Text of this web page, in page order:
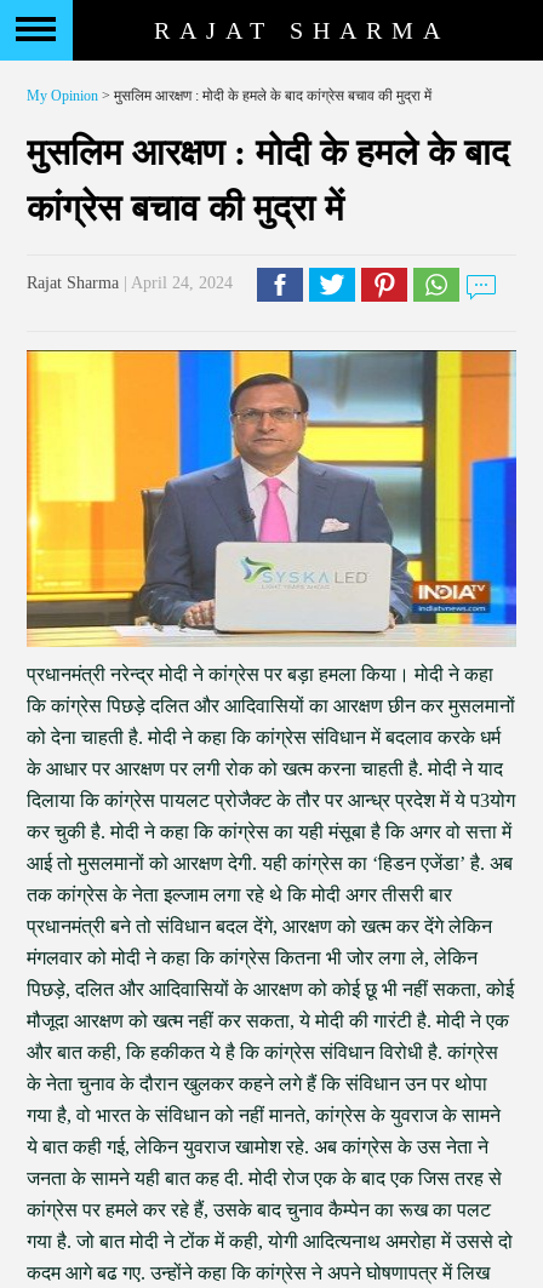
RAJAT SHARMA
My Opinion > मुसलिम आरक्षण : मोदी के हमले के बाद कांग्रेस बचाव की मुद्रा में
मुसलिम आरक्षण : मोदी के हमले के बाद
कांग्रेस बचाव की मुद्रा में
Rajat Sharma | April 24, 2024
प्रधानमंत्री नरेन्द्र मोदी ने कांग्रेस पर बड़ा हमला किया। मोदी ने कहा
कि कांग्रेस पिछड़े दलित और आदिवासियों का आरक्षण छीन कर मुसलमानों
को देना चाहती है. मोदी ने कहा कि कांग्रेस संविधान में बदलाव करके धर्म
के आधार पर आरक्षण पर लगी रोक को खत्म करना चाहती है. मोदी ने याद
दिलाया कि कांग्रेस पायलट प्रोजैक्ट के तौर पर आन्ध्र प्रदेश में ये प3योग
कर चुकी है. मोदी ने कहा कि कांग्रेस का यही मंसूबा है कि अगर वो सत्ता में
आई तो मुसलमानों को आरक्षण देगी. यही कांग्रेस का ‘हिडन एजेंडा’ है. अब
तक कांग्रेस के नेता इल्जाम लगा रहे थे कि मोदी अगर तीसरी बार
प्रधानमंत्री बने तो संविधान बदल देंगे, आरक्षण को खत्म कर देंगे लेकिन
मंगलवार को मोदी ने कहा कि कांग्रेस कितना भी जोर लगा ले, लेकिन
पिछड़े, दलित और आदिवासियों के आरक्षण को कोई छू भी नहीं सकता, कोई
मौजूदा आरक्षण को खत्म नहीं कर सकता, ये मोदी की गारंटी है. मोदी ने एक
और बात कही, कि हकीकत ये है कि कांग्रेस संविधान विरोधी है. कांग्रेस
के नेता चुनाव के दौरान खुलकर कहने लगे हैं कि संविधान उन पर थोपा
गया है, वो भारत के संविधान को नहीं मानते, कांग्रेस के युवराज के सामने
ये बात कही गई, लेकिन युवराज खामोश रहे. अब कांग्रेस के उस नेता ने
जनता के सामने यही बात कह दी. मोदी रोज एक के बाद एक जिस तरह से
कांग्रेस पर हमले कर रहे हैं, उसके बाद चुनाव कैम्पेन का रूख का पलट
गया है. जो बात मोदी ने टोंक में कही, योगी आदित्यनाथ अमरोहा में उससे दो
कदम आगे बढ गए. उन्होंने कहा कि कांग्रेस ने अपने घोषणापत्र में लिख